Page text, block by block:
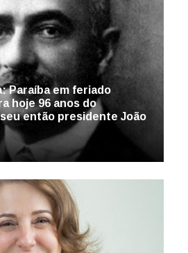
Paraíba em feriado
hoje 96 anos do
então presidente João